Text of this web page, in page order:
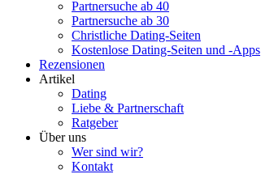
Partnersuche ab 40
Partnersuche ab 30
Christliche Dating-Seiten
Kostenlose Dating-Seiten und -Apps
Rezensionen
Artikel
Dating
Liebe & Partnerschaft
Ratgeber
Über uns
Wer sind wir?
Kontakt